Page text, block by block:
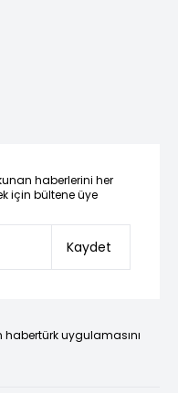
haberlerini her
için bültene üye
Kaydet
uygulamasını